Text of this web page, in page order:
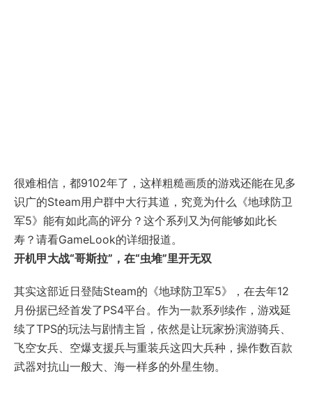
很难相信，都9102年了，这样粗糙画质的游戏还能在见多
识广的Steam用户群中大行其道，究竟为什么《地球防卫
军5》能有如此高的评分？这个系列又为何能够如此长
寿？请看GameLook的详细报道。
开机甲大战“哥斯拉”，在“虫堆”里开无双
其实这部近日登陆Steam的《地球防卫军5》，在去年12
月份据已经首发了PS4平台。作为一款系列续作，游戏延
续了TPS的玩法与剧情主旨，依然是让玩家扮演游骑兵、
飞空女兵、空爆支援兵与重装兵这四大兵种，操作数百款
武器对抗山一般大、海一样多的外星生物。